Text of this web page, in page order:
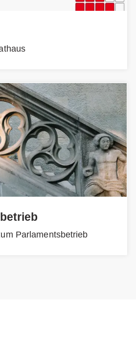
Parlamentsbetrieb